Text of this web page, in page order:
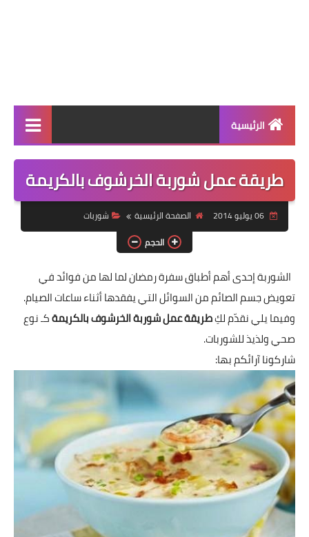
الرئيسية
الرئيسية
أطباق ووجبات
أطباق رئيسية
أطباق جانبية
مقبلات
شوربات
ساندويشات
مخبوزات
أطباق أطفال
أطباق بحرية
وصفات حصرية
طريقة عمل شوربة الخرشوف بالكريمة
06 يوليو 2014 الصفحة الرئيسية
شوربات
الحجم
الشوربة إحدى أهم أطباق سفرة رمضان لما لها من فوائد في
تعويض جسم الصائم من السوائل التي يفقدها أثناء ساعات الصيام.
وفيما يلي نقدّم لكِطريقة عمل شوربة الخرشوف بالكريمةكـ نوع
صحي ولذيذ للشوربات.
شاركونا آرائكم بها: